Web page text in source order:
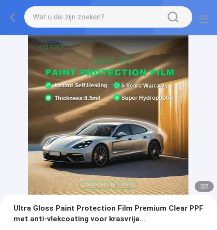
2/2
Ultra Gloss Paint Protection Film Premium Clear PPF
met anti-vlekcoating voor krasvrije